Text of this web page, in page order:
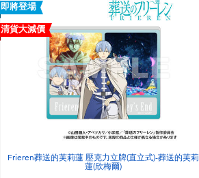
即將登場
清貨大減價
Frieren葬送的芙莉蓮 壓克力立牌(直立式)-葬送的芙莉
蓮(欣梅爾)